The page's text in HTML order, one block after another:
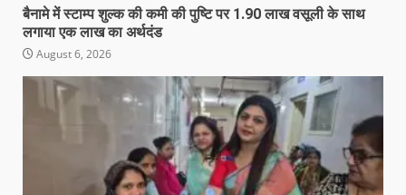
बैनामे में स्टाम्प शुल्क की कमी की पुष्टि पर 1.90 लाख वसूली के साथ
लगाया एक लाख का अर्थदंड
August 6, 2026